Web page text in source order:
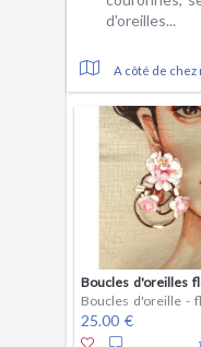
d'oreilles...
A côté de chez
Boucles d'oreille -
25.00 €